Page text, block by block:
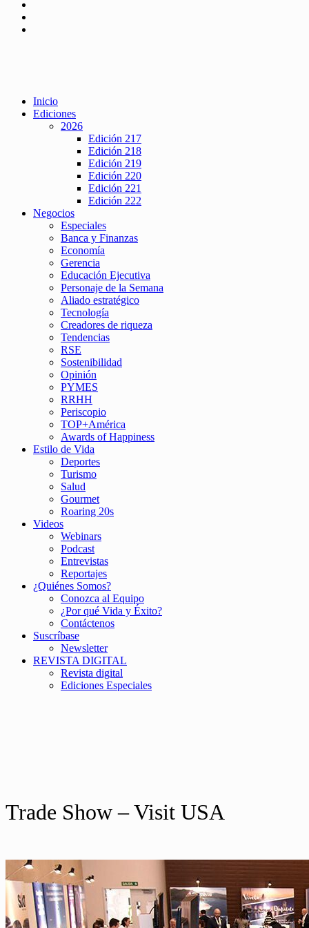
Inicio
Ediciones
2026
Edición 217
Edición 218
Edición 219
Edición 220
Edición 221
Edición 222
Negocios
Especiales
Banca y Finanzas
Economía
Gerencia
Educación Ejecutiva
Personaje de la Semana
Aliado estratégico
Tecnología
Creadores de riqueza
Tendencias
RSE
Sostenibilidad
Opinión
PYMES
RRHH
Periscopio
TOP+América
Awards of Happiness
Estilo de Vida
Deportes
Turismo
Salud
Gourmet
Roaring 20s
Videos
Webinars
Podcast
Entrevistas
Reportajes
¿Quiénes Somos?
Conozca al Equipo
¿Por qué Vida y Éxito?
Contáctenos
Suscríbase
Newsletter
REVISTA DIGITAL
Revista digital
Ediciones Especiales
Trade Show – Visit USA